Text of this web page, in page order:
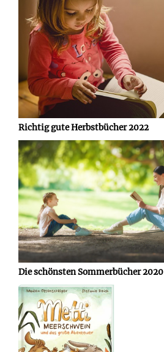
Richtig gute Herbstbücher 2022
Die schönsten Sommerbücher 2020